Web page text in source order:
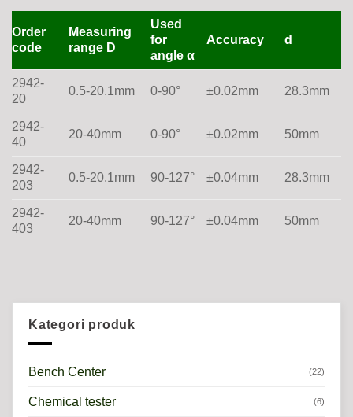
Order
code
Measuring
range D
Used
for
angle α
Accuracy d
2942-
20
0.5-20.1mm 0-90° ±0.02mm 28.3mm
2942-
40
20-40mm 0-90° ±0.02mm 50mm
2942-
203
0.5-20.1mm 90-127° ±0.04mm 28.3mm
2942-
403
20-40mm 90-127° ±0.04mm 50mm
Kategori produk
Bench Center (22)
Chemical tester (6)